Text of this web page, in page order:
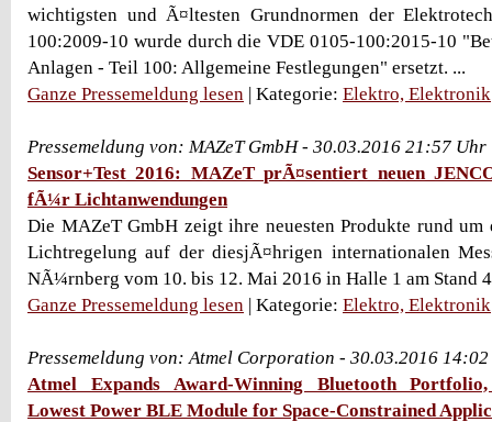
wichtigsten und Ã¤ltesten Grundnormen der
100:2009-10 wurde durch die VDE 0105-100:2015-10
Anlagen - Teil 100: Allgemeine Festlegungen" ersetzt. ...
Ganze Pressemeldung lesen | Kategorie: Elektro, Elektronik
Pressemeldung von: MAZeT GmbH - 30.03.2016 21:57 Uhr
Sensor+Test 2016: MAZeT prÃ¤sentiert neuen
fÃ¼r Lichtanwendungen
Die MAZeT GmbH zeigt ihre neuesten Produkte rund
Lichtregelung auf der diesjÃ¤hrigen internationalen
NÃ¼rnberg vom 10. bis 12. Mai 2016 in Halle 1 am Stand
Ganze Pressemeldung lesen | Kategorie: Elektro, Elektronik
Pressemeldung von: Atmel Corporation - 30.03.2016
Atmel Expands Award-Winning Bluetooth
Lowest Power BLE Module for Space-Constrained